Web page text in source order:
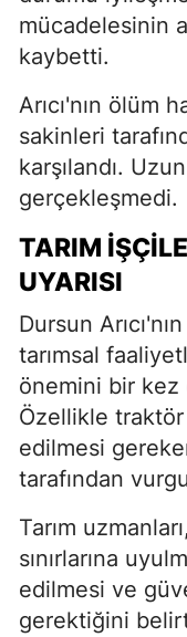
mücadelesinin
kaybetti.
Arıcı'nın ölüm
sakinleri
karşılandı.
gerçekleşmedi.
TARIM
UYARISI
Dursun
tarımsal
önemini bir kez
Özellikle traktör
edilmesi
tarafından
Tarım
sınırlarına
edilmesi ve
gerektiğini